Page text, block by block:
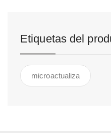
Etiquetas del
microactualiza